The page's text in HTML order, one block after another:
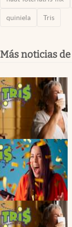
quiniela Tris
Más noticias de